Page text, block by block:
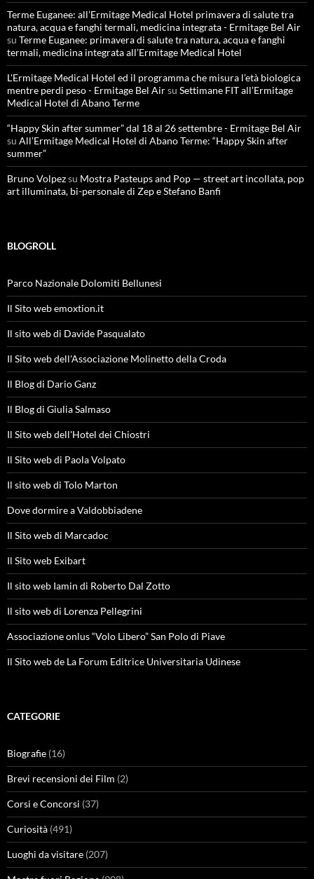
Terme Euganee: all’Ermitage Medical Hotel primavera di salute tra
natura, acqua e fanghi termali, medicina integrata - Ermitage Bel Air
su Terme Euganee: primavera di salute tra natura, acqua e fanghi
termali, medicina integrata all’Ermitage Medical Hotel
L'Ermitage Medical Hotel ed il programma che misura l’età biologica
mentre perdi peso - Ermitage Bel Airsu Settimane FIT all’Ermitage
Medical Hotel di Abano Terme
“Happy Skin after summer” dal 18 al 26 settembre - Ermitage Bel Air
su All’Ermitage Medical Hotel di Abano Terme: “Happy Skin after
summer”
Bruno Volpezsu Mostra Pasteups and Pop — street art incollata, pop
art illuminata, bi-personale di Zep e Stefano Banfi
BLOGROLL
Parco Nazionale Dolomiti Bellunesi
Il Sito web emoxtion.it
Il sito web di Davide Pasqualato
Il Sito web dell'Associazione Molinetto della Croda
Il Blog di Dario Ganz
Il Blog di Giulia Salmaso
Il Sito web dell'Hotel dei Chiostri
Il Sito web di Paola Volpato
Il sito web di Tolo Marton
Dove dormire a Valdobbiadene
Il Sito web di Marcadoc
Il Sito web Exibart
Il sito web Iamin di Roberto Dal Zotto
Il sito web di Lorenza Pellegrini
Associazione onlus “Volo Libero” San Polo di Piave
Il Sito web de La Forum Editrice Universitaria Udinese
CATEGORIE
Biografie (16)
Brevi recensioni dei Film (2)
Corsi e Concorsi (37)
Curiosità (491)
Luoghi da visitare (207)